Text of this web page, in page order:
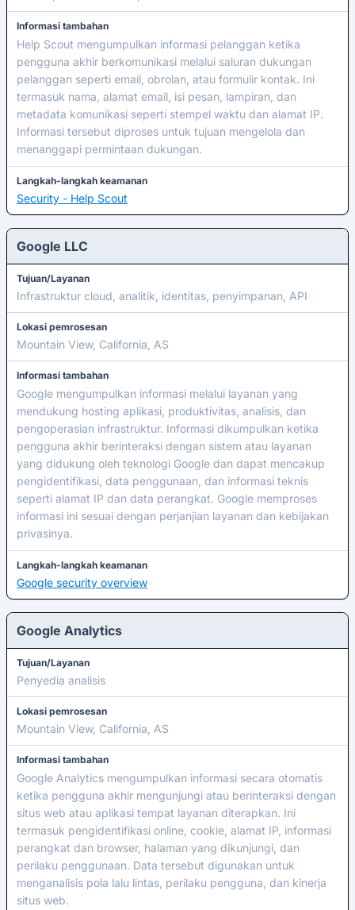
Informasi tambahan
Help Scout mengumpulkan informasi pelanggan ketika
pengguna akhir berkomunikasi melalui saluran dukungan
pelanggan seperti email, obrolan, atau formulir kontak. Ini
termasuk nama, alamat email, isi pesan, lampiran, dan
metadata komunikasi seperti stempel waktu dan alamat IP.
Informasi tersebut diproses untuk tujuan mengelola dan
menanggapi permintaan dukungan.
Langkah-langkah keamanan
Security - Help Scout
Google LLC
Tujuan/Layanan
Infrastruktur cloud, analitik, identitas, penyimpanan, API
Lokasi pemrosesan
Mountain View, California, AS
Informasi tambahan
Google mengumpulkan informasi melalui layanan yang
mendukung hosting aplikasi, produktivitas, analisis, dan
pengoperasian infrastruktur. Informasi dikumpulkan ketika
pengguna akhir berinteraksi dengan sistem atau layanan
yang didukung oleh teknologi Google dan dapat mencakup
pengidentifikasi, data penggunaan, dan informasi teknis
seperti alamat IP dan data perangkat. Google memproses
informasi ini sesuai dengan perjanjian layanan dan kebijakan
privasinya.
Langkah-langkah keamanan
Google security overview
Google Analytics
Tujuan/Layanan
Penyedia analisis
Lokasi pemrosesan
Mountain View, California, AS
Informasi tambahan
Google Analytics mengumpulkan informasi secara otomatis
ketika pengguna akhir mengunjungi atau berinteraksi dengan
situs web atau aplikasi tempat layanan diterapkan. Ini
termasuk pengidentifikasi online, cookie, alamat IP, informasi
perangkat dan browser, halaman yang dikunjungi, dan
perilaku penggunaan. Data tersebut digunakan untuk
menganalisis pola lalu lintas, perilaku pengguna, dan kinerja
situs web.